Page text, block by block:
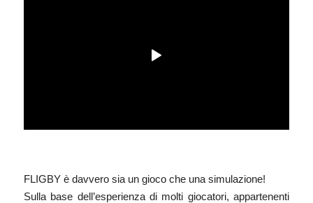
FLIGBY è davvero sia un gioco che una simulazione!
Sulla base dell’esperienza di molti giocatori, appartenenti